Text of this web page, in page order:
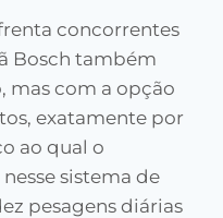
concorrentes
Bosch também
mas com a opção
exatamente por
ao qual o
sistema de
pesagens diárias